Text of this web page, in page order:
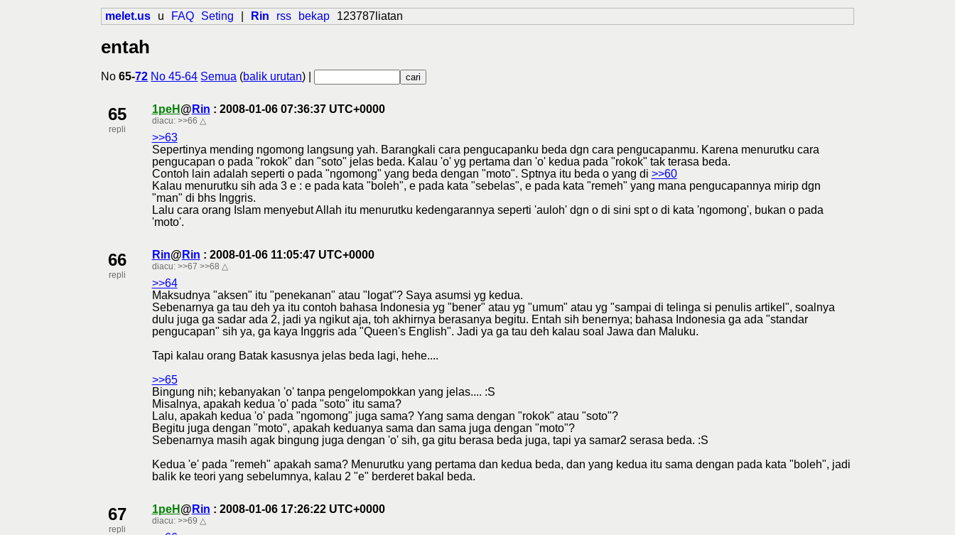
melet.us u FAQ Seting Rin rss bekap 123787liatan
entah
No65-72 No 45-64 Semua (balik urutan) |
65
repli
1peH @ Rin : 2008-01-06 07:36:37 UTC+0000
diacu: >>66 △
>>63
Sepertinya mending ngomong langsung yah. Barangkali cara pengucapanku beda dgn cara pengucapanmu. Karena menurutku cara
pengucapan o pada "rokok" dan "soto" jelas beda. Kalau 'o' yg pertama dan 'o' kedua pada "rokok" tak terasa beda.
Contoh lain adalah seperti o pada "ngomong" yang beda dengan "moto". Sptnya itu beda o yang di >>60
Kalau menurutku sih ada 3 e : e pada kata "boleh", e pada kata "sebelas", e pada kata "remeh" yang mana pengucapannya mirip dgn
"man" di bhs Inggris.
Lalu cara orang Islam menyebut Allah itu menurutku kedengarannya seperti 'auloh' dgn o di sini spt o di kata 'ngomong', bukan o pada
'moto'.
66
repli
Rin@ Rin : 2008-01-06 11:05:47 UTC+0000
diacu: >>67 >>68 △
>>64
Maksudnya "aksen" itu "penekanan" atau "logat"? Saya asumsi yg kedua.
Sebenarnya ga tau deh ya itu contoh bahasa Indonesia yg "bener" atau yg "umum" atau yg "sampai di telinga si penulis artikel", soalnya
dulu juga ga sadar ada 2, jadi ya ngikut aja, toh akhirnya berasanya begitu. Entah sih benernya; bahasa Indonesia ga ada "standar
pengucapan" sih ya, ga kaya Inggris ada "Queen's English". Jadi ya ga tau deh kalau soal Jawa dan Maluku.
Tapi kalau orang Batak kasusnya jelas beda lagi, hehe....
>>65
Bingung nih; kebanyakan 'o' tanpa pengelompokkan yang jelas.... :S
Misalnya, apakah kedua 'o' pada "soto" itu sama?
Lalu, apakah kedua 'o' pada "ngomong" juga sama? Yang sama dengan "rokok" atau "soto"?
Begitu juga dengan "moto", apakah keduanya sama dan sama juga dengan "moto"?
Sebenarnya masih agak bingung juga dengan 'o' sih, ga gitu berasa beda juga, tapi ya samar2 serasa beda. :S
Kedua 'e' pada "remeh" apakah sama? Menurutku yang pertama dan kedua beda, dan yang kedua itu sama dengan pada kata "boleh", jadi
balik ke teori yang sebelumnya, kalau 2 "e" berderet bakal beda.
67
repli
1peH @ Rin : 2008-01-06 17:26:22 UTC+0000
diacu: >>69 △